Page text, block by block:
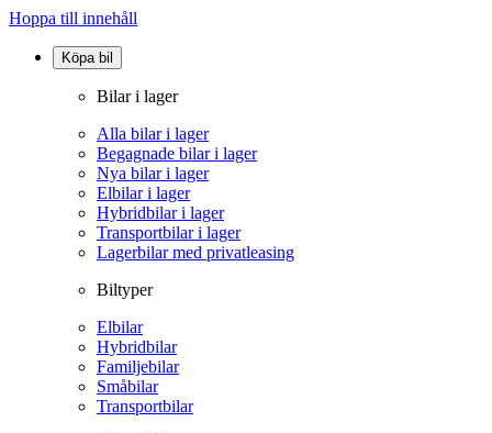
Hoppa till innehåll
Köpa bil
Bilar i lager
Alla bilar i lager
Begagnade bilar i lager
Nya bilar i lager
Elbilar i lager
Hybridbilar i lager
Transportbilar i lager
Lagerbilar med privatleasing
Biltyper
Elbilar
Hybridbilar
Familjebilar
Småbilar
Transportbilar